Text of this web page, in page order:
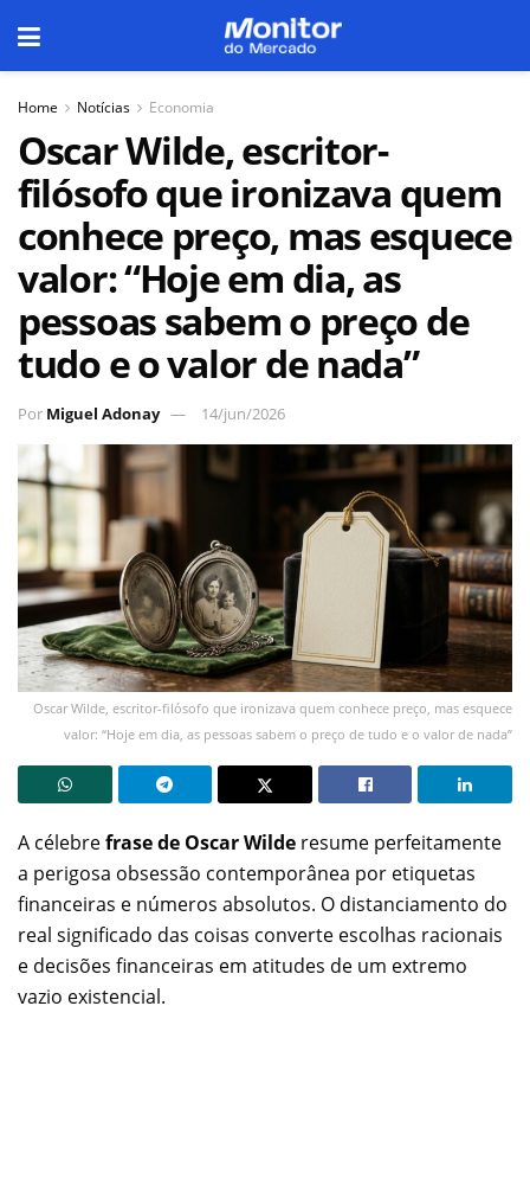
Home Notícias Economia
Oscar Wilde, escritor-
filósofo que ironizava quem
conhece preço, mas esquece
valor: “Hoje em dia, as
pessoas sabem o preço de
tudo e o valor de nada”
Por Miguel Adonay 14/jun/2026
Oscar Wilde, escritor-filósofo que ironizava quem conhece preço, mas esquece
valor: “Hoje em dia, as pessoas sabem o preço de tudo e o valor de nada”
A célebrefrase de Oscar Wilde resume perfeitamente
a perigosa obsessão contemporânea por etiquetas
financeiras e números absolutos. O distanciamento do
real significado das coisas converte escolhas racionais
e decisões financeiras em atitudes de um extremo
vazio existencial.